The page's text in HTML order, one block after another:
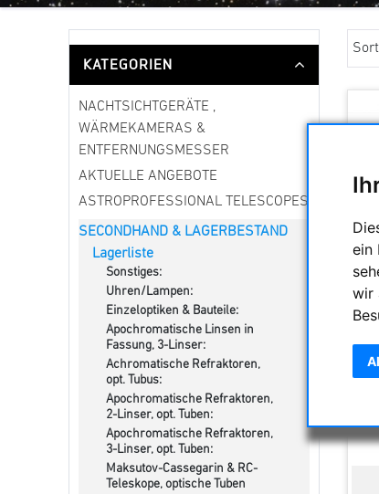
ein
wir
KATEGORIEN
NACHTSICHTGERÄTE ,
WÄRMEKAMERAS &
ENTFERNUNGSMESSER
AKTUELLE ANGEBOTE
ASTROPROFESSIONAL TELESCOPES
SECONDHAND & LAGERBESTAND
Lagerliste
Sonstiges:
Uhren/Lampen:
Einzeloptiken & Bauteile:
Apochromatische Linsen in
Fassung, 3-Linser:
Achromatische Refraktoren,
opt. Tubus:
Apochromatische Refraktoren,
2-Linser, opt. Tuben:
Apochromatische Refraktoren,
3-Linser, opt. Tuben:
Maksutov-Cassegarin & RC-
Teleskope, optische Tuben